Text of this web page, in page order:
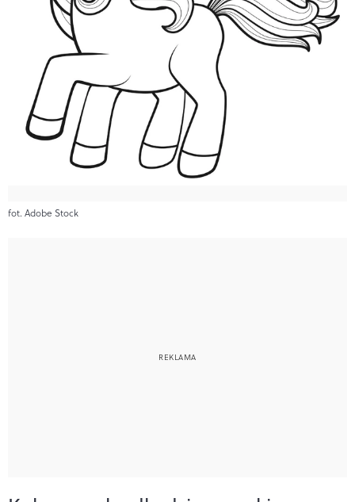
fot. Adobe Stock